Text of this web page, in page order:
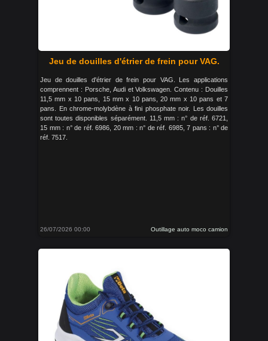
Jeu de douilles d'étrier de frein pour VAG.
Jeu de douilles d'étrier de frein pour VAG. Les applications
comprennent : Porsche, Audi et Volkswagen. Contenu : Douilles
11,5 mm x 10 pans, 15 mm x 10 pans, 20 mm x 10 pans et 7
pans. En chrome-molybdène à fini phosphate noir. Les douilles
sont toutes disponibles séparément. 11,5 mm : n° de réf. 6721,
15 mm : n° de réf. 6986, 20 mm : n° de réf. 6985, 7 pans : n° de
réf. 7517.
26/07/2026 00:00 Outillage auto moco camion